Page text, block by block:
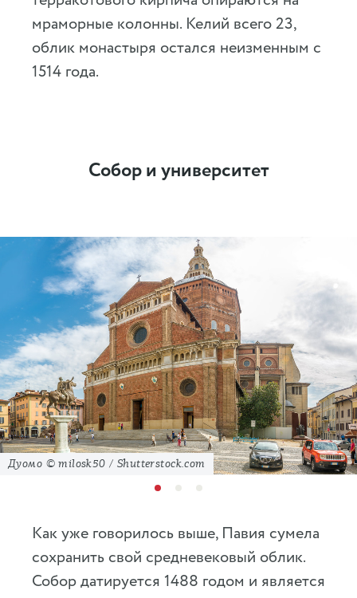
мраморные колонны. Келий всего 23,
облик монастыря остался неизменным с
1514 года.
Собор и университет
Дуомо © milosk50 / Shutterstock.com
Как уже говорилось выше, Павия сумела
сохранить свой средневековый облик.
Собор датируется 1488 годом и является